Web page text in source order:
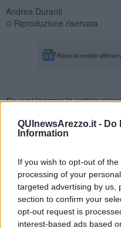
QUInewsArezzo.it - Do
Information
If you wish to opt-out of
processing of your
targeted advertising by us,
section to confirm your
opt-out request is
interest-based ads based
Andrea Duranti
© Riproduzione riservata
Se vuoi leggere le notizie
alle 20:00 direttamente nella
Fotogallery